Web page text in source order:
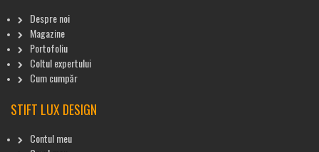
Despre noi
Magazine
Portofoliu
Coltul expertului
Cum cumpăr
STIFT LUX DESIGN
Contul meu